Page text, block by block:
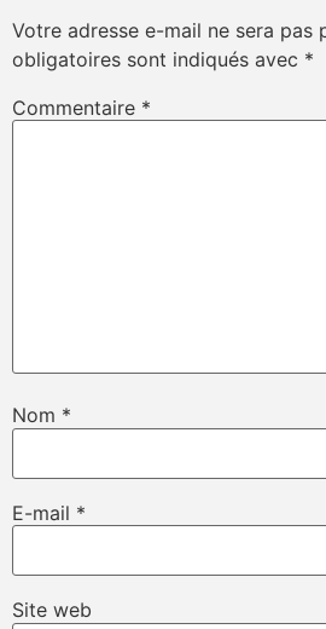
Votre adresse e-mail ne sera pas
obligatoires sont indiqués avec *
Commentaire *
Nom *
E-mail *
Site web